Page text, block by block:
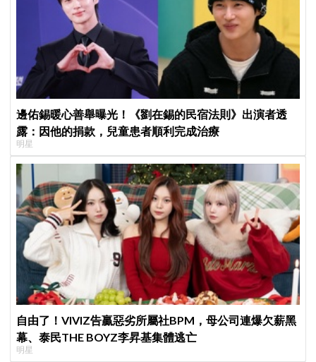
邊佑錫暖心善舉曝光！《劉在錫的民宿法則》出演者透
露：因他的捐款，兒童患者順利完成治療
明星
自由了！VIVIZ告贏惡劣所屬社BPM，母公司連爆欠薪黑
幕、泰民THE BOYZ李昇基集體逃亡
明星